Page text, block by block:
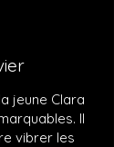
jeune Clara
Il
vibrer les